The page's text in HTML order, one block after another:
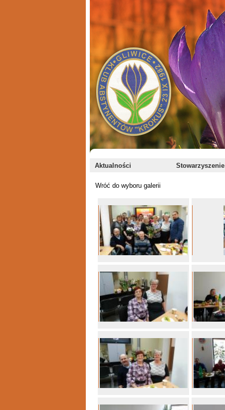
Aktualności Stowarzyszenie
Wróć do wyboru galerii